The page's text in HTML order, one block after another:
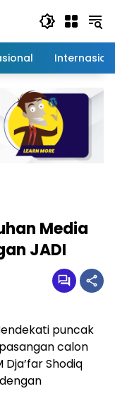
Media
JADI
puncak
calon
Shodiq